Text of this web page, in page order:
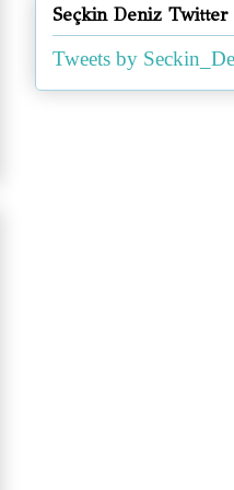
Seçkin Deniz Twitter
Tweets by